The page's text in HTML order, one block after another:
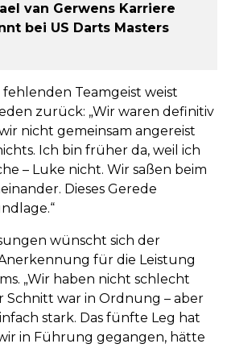
van Gerwens Karriere
bei US Darts Masters
Teamgeist weist
zurück: „Wir waren definitiv
nicht gemeinsam angereist
Ich bin früher da, weil ich
– Luke nicht. Wir saßen beim
Dieses Gerede
wünscht sich der
für die Leistung
„Wir haben nicht schlecht
Schnitt war in Ordnung – aber
stark. Das fünfte Leg hat
in Führung gegangen, hätte